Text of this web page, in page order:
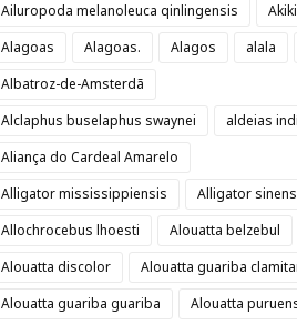
Ailuropoda melanoleuca qinlingensis
Alagoas
Alagoas. Alagos alala
Albatroz-de-Amsterdã
Alclaphus buselaphus swaynei
aldeias
Aliança do Cardeal Amarelo
Alligator mississippiensis
Alligator
Allochrocebus lhoesti
Alouatta belzebul
Alouatta discolor
Alouatta guariba
Alouatta guariba guariba
Alouatta